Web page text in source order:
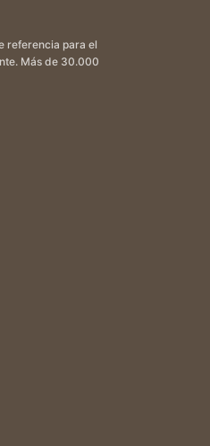
referencia para el
Más de 30.000